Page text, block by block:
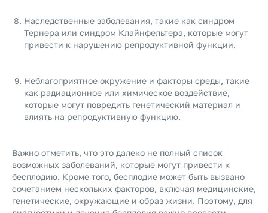
Наследственные заболевания, такие как синдром
Тернера или синдром Клайнфельтера, которые могут
привести к нарушению репродуктивной функции.
Неблагоприятное окружение и факторы среды, такие
как радиационное или химическое воздействие,
которые могут повредить генетический материал и
влиять на репродуктивную функцию.
Важно отметить, что это далеко не полный список
возможных заболеваний, которые могут привести к
бесплодию. Кроме того, бесплодие может быть вызвано
сочетанием нескольких факторов, включая медицинские,
генетические, окружающие и образ жизни. Поэтому, для